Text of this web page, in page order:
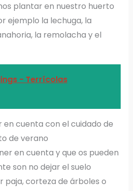
plantar en nuestro huerto
ejemplo la lechuga, la
la remolacha y el
- Terrícolas
cuenta con el cuidado de
de verano
en cuenta y que os pueden
son no dejar el suelo
paja, corteza de árboles o